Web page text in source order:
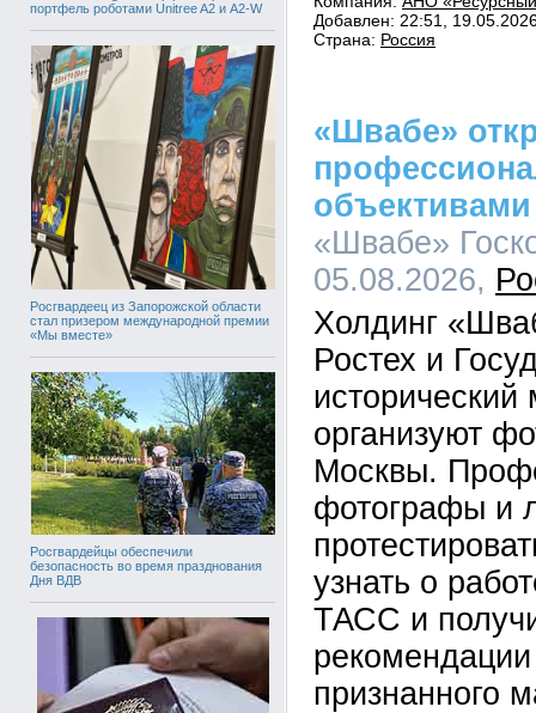
портфель роботами Unitree A2 и A2-W
Росгвардеец из Запорожской области
стал призером международной премии
«Мы вместе»
Росгвардейцы обеспечили
безопасность во время празднования
Дня ВДВ
Добавлен: 22:51,
Страна: Россия
«Швабе»
объективами
«Швабе»
05.08.2026,
Холдинг
Ростех и
исторический
организуют
Москвы.
фотографы и
узнать о
ТАСС и
признанного